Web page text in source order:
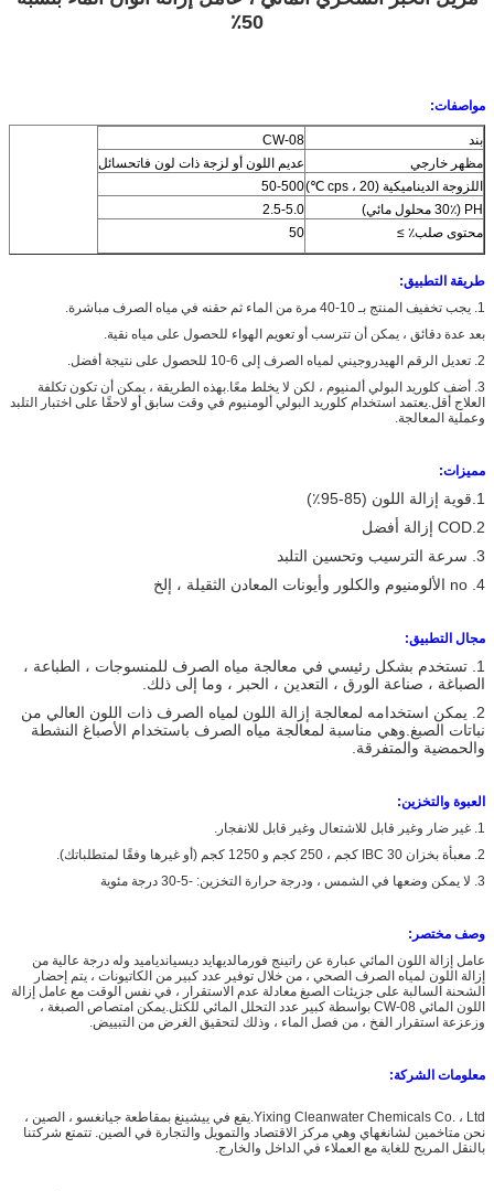
50٪
مواصفات:
بند
CW-08
مظهر خارجي
عديم اللون أو لزجة ذات لون فاتحسائل
اللزوجة الديناميكية (cps ، 20 ℃)
50-500
PH (30٪ محلول مائي)
2.5-5.0
محتوى صلب٪ ≥
50
طريقة التطبيق:
1. يجب تخفيف المنتج بـ 10-40 مرة من الماء ثم حقنه في مياه الصرف مباشرة.
بعد عدة دقائق ، يمكن أن تترسب أو تعويم الهواء للحصول على مياه نقية.
2. تعديل الرقم الهيدروجيني لمياه الصرف إلى 6-10 للحصول على نتيجة أفضل.
3. أضف كلوريد البولي ألمنيوم ، لكن لا يخلط معًا.بهذه الطريقة ، يمكن أن تكون تكلفة
العلاج أقل.يعتمد استخدام كلوريد البولي ألومنيوم في وقت سابق أو لاحقًا على اختبار التلبد
وعملية المعالجة.
مميزات:
1.قوية إزالة اللون (85-95٪)
2.COD إزالة أفضل
3. سرعة الترسيب وتحسين التلبد
4. no الألومنيوم والكلور وأيونات المعادن الثقيلة ، إلخ
مجال التطبيق:
1. تستخدم بشكل رئيسي في معالجة مياه الصرف للمنسوجات ، الطباعة ،
الصباغة ، صناعة الورق ، التعدين ، الحبر ، وما إلى ذلك.
2. يمكن استخدامه لمعالجة إزالة اللون لمياه الصرف ذات اللون العالي من
نباتات الصبغ.وهي مناسبة لمعالجة مياه الصرف باستخدام الأصباغ النشطة
والحمضية والمتفرقة.
العبوة والتخزين:
1. غير ضار وغير قابل للاشتعال وغير قابل للانفجار.
2. معبأة بخزان IBC 30 كجم ، 250 كجم و 1250 كجم (أو غيرها وفقًا لمتطلباتك).
3. لا يمكن وضعها في الشمس ، ودرجة حرارة التخزين: -5-30 درجة مئوية
وصف مختصر:
عامل إزالة اللون المائي عبارة عن راتينج فورمالديهايد ديسياندياميد وله درجة عالية من
إزالة اللون لمياه الصرف الصحي ، من خلال توفير عدد كبير من الكاتيونات ، يتم إحضار
الشحنة السالبة على جزيئات الصبغ معادلة عدم الاستقرار ، في نفس الوقت مع عامل إزالة
اللون المائي CW-08 بواسطة كبير عدد التحلل المائي للكتل.يمكن امتصاص الصبغة ،
وزعزعة استقرار الفخ ، من فصل الماء ، وذلك لتحقيق الغرض من التبييض.
معلومات الشركة:
Yixing Cleanwater Chemicals Co. ، Ltd.يقع في ييشينغ بمقاطعة جيانغسو ، الصين ،
نحن متاخمين لشانغهاي وهي مركز الاقتصاد والتمويل والتجارة في الصين. تتمتع شركتنا
بالنقل المريح للغاية مع العملاء في الداخل والخارج.